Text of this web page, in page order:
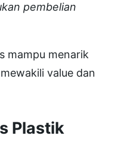
pembelian
mampu menarik
value dan
Plastik